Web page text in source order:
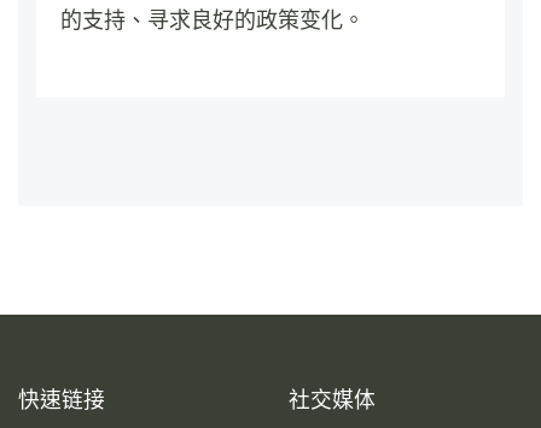
的支持、寻求良好的政策变化。
快速链接 社交媒体